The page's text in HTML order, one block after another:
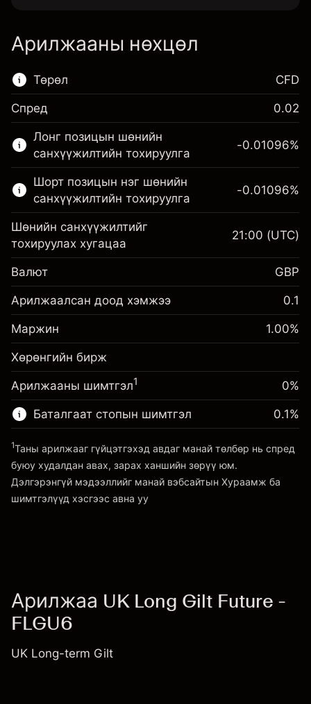
Арилжааны нөхцөл
Төрөл
Энэ санхүүгийн зах зээл зөвхөн CFD
арилжаанд зориулагдсан.
Дэлгэрэнгүй мэдээллийг:
CFD-үүд
CFD
Спред 0.02
Лонг позицын шөнийн
санхүүжилтийн тохируулга
Маржин. Таны хөрөнгө
оруулалт
Шөнийн санхүүжилтийн
тохируулга
Позицын бүрэн хэмжээнээс
авах төлбөр
-0.01096
%
Хөшүүрэгтэй арилжааны хэмжээ
Хөшүүргийн мөнгө ~ $£99,000.00
Платформ руу орох
-0.01096%
Шорт позицын нэг шөнийн
санхүүжилтийн тохируулга
Маржин. Таны хөрөнгө
оруулалт
£1,000.00
Шөнийн санхүүжилтийн
тохируулга
Позицын бүрэн хэмжээнээс
авах төлбөр
%
Хөшүүргийн мөнгө ~ $ £99,000.00
Платформ руу орох
-0.01096%
Шөнийн санхүүжилтийг
тохируулах хугацаа
21:00 (UTC)
Валют GBP
Арилжаалсан доод хэмжээ 0.1
Маржин 1.00%
Хөрөнгийн бирж
Арилжааны шимтгэл1 0%
Баталгаат стопын шимтгэл 0.1%
1Таны арилжааг гүйцэтгэхэд авдаг манай төлбөр нь спред
буюу худалдан авах, зарах ханшийн зөрүү юм.
Дэлгэрэнгүй мэдээллийг манай вэбсайтын Хураамж ба
шимтгэлүүд хэсгээс авна уу
Арилжаа UK Long Gilt Future -
FLGU6
UK Long-term Gilt